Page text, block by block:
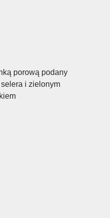
porową podany
i zielonym